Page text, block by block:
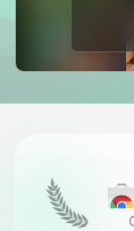
วิดีโออวัตาร์
เครื่องมืออื่น ๆ